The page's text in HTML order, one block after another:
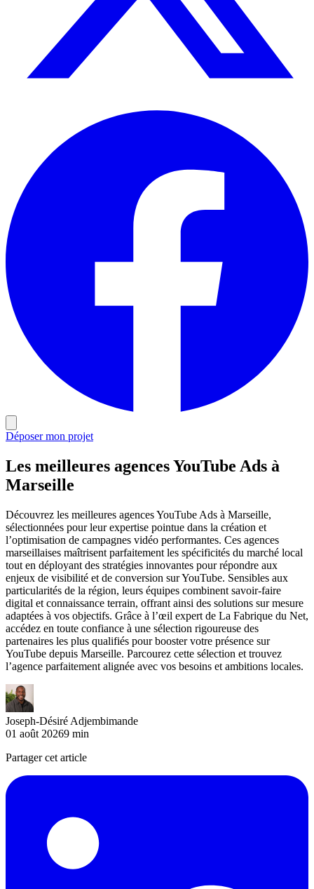
Déposer mon projet
Les meilleures agences YouTube Ads à
Marseille
Découvrez les meilleures agences YouTube Ads à Marseille,
sélectionnées pour leur expertise pointue dans la création et
l’optimisation de campagnes vidéo performantes. Ces agences
marseillaises maîtrisent parfaitement les spécificités du marché local
tout en déployant des stratégies innovantes pour répondre aux
enjeux de visibilité et de conversion sur YouTube. Sensibles aux
particularités de la région, leurs équipes combinent savoir-faire
digital et connaissance terrain, offrant ainsi des solutions sur mesure
adaptées à vos objectifs. Grâce à l’œil expert de La Fabrique du Net,
accédez en toute confiance à une sélection rigoureuse des
partenaires les plus qualifiés pour booster votre présence sur
YouTube depuis Marseille. Parcourez cette sélection et trouvez
l’agence parfaitement alignée avec vos besoins et ambitions locales.
Joseph-Désiré Adjembimande
01 août 20269 min
Partager cet article